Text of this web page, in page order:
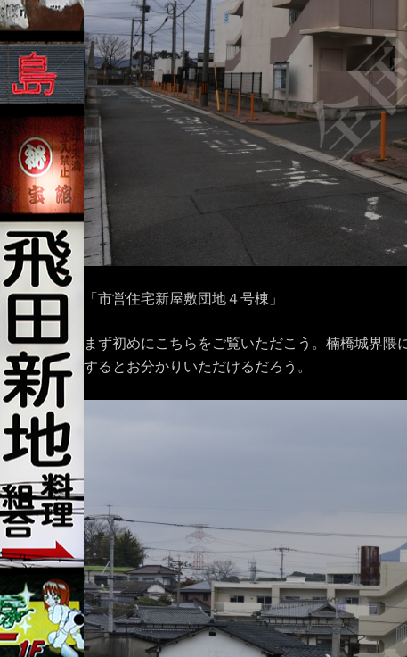
「市営住宅新屋敷団地４号棟」
まず初めにこちらをご覧いただこう。楠橋城界
するとお分かりいただけるだろう。